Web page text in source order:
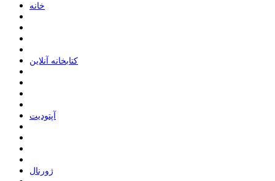
ﺧﺎﻧﻪ
ﮐﺘﺎﺑﺨﺎﻧﻪ ﺁﻧﻼﯾﻦ
ﺁﭘﺘﻮﺩﯾﺖ
ﮊﻭﺭﻧﺎﻝ